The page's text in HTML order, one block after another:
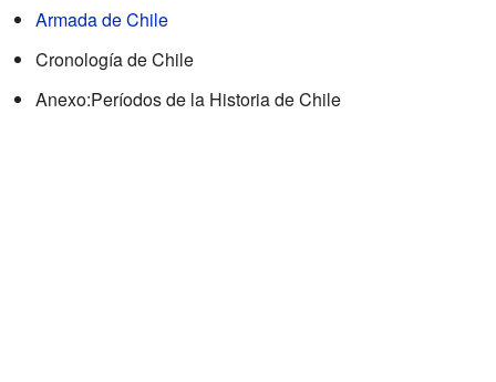
Armada de Chile
Cronología de Chile
Anexo:Períodos de la Historia de Chile